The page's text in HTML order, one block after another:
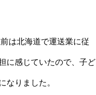
は北海道で運送業に従
に感じていたので、子ど
なりました。